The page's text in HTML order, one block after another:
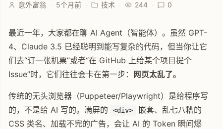
意外富翁 · 5个月前 · 技术 · 244 · 0
最近一年，大家都在聊 AI Agent（智能体）。虽然 GPT-
4、Claude 3.5 已经聪明到能写复杂的代码，但当你让它
们去“订一张机票”或者“在 GitHub 上给某个项目提个
Issue”时，它们往往会卡在第一步：
网页太乱了。
传统的无头浏览器（Puppeteer/Playwright）是给程序写
的，不是给 AI 写的。满屏的
<div>
嵌套、乱七八糟的
CSS 类名、加载不完的广告，会让 AI 的 Token 瞬间爆